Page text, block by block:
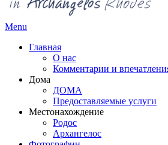
Menu
Главная
О нас
Комментарии и
Дома
ДОМА
Предоставляемые услуги
Местонахождение
Родос
Архангелос